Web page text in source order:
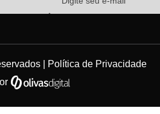
|
Política de Privacidade